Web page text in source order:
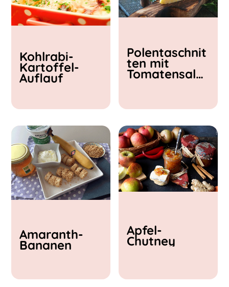
Kohlrabi-
Kartoffel-
Auflauf
Polentaschnit
ten mit
Tomatensalat
Amaranth-
Bananen
Apfel-
Chutney